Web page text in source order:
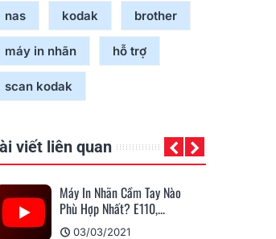
nas kodak brother
máy in nhãn hỗ trợ
scan kodak
viết liên quan
Máy In Nhãn Cầm Tay Nào
Phù Hợp Nhất? E110,...
03/03/2021